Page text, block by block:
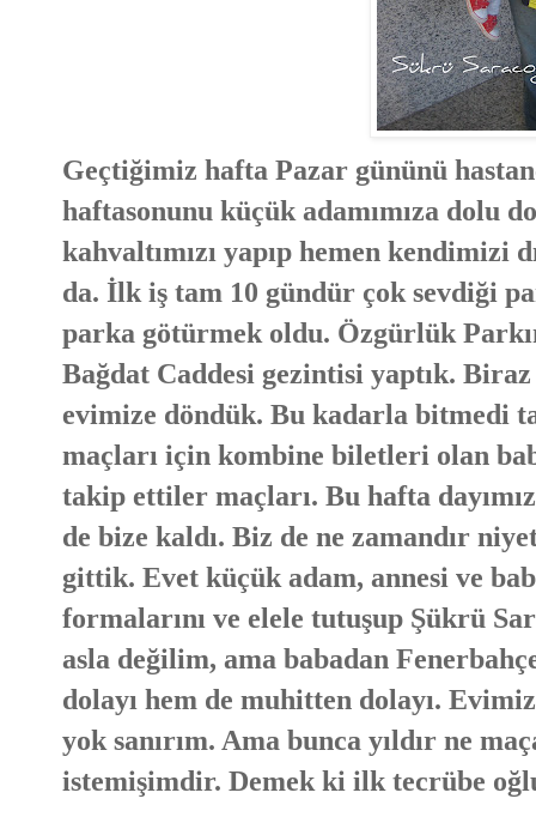
Geçtiğimiz hafta Pazar gününü
haftasonunu küçük adamımıza dolu
kahvaltımızı yapıp hemen kendimizi
da. İlk iş tam 10 gündür çok sevdiği
parka götürmek oldu. Özgürlük
Bağdat Caddesi gezintisi yaptık.
evimize döndük. Bu kadarla bitmedi
maçları için kombine biletleri olan
takip ettiler maçları. Bu hafta
de bize kaldı. Biz de ne zamandır
gittik. Evet küçük adam, annesi ve
formalarını ve elele tutuşup Şükrü
asla değilim, ama babadan
dolayı hem de muhitten dolayı.
yok sanırım. Ama bunca yıldır ne
istemişimdir. Demek ki ilk tecrübe